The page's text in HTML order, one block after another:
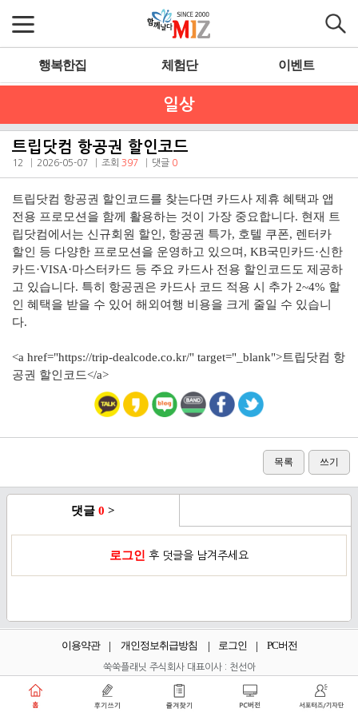
행복한집 체험단 이벤트
일상
트립닷컴 항공권 할인코드
12 2026-05-07 조회 397 댓글 0
트립닷컴 항공권 할인코드를 찾는다면 카드사 제휴 혜택과 앱
전용 프로모션을 함께 활용하는 것이 가장 중요합니다. 현재 트
립닷컴에서는 신규회원 할인, 항공권 특가, 호텔 쿠폰, 렌터카
할인 등 다양한 프로모션을 운영하고 있으며, KB국민카드·신한
카드·VISA·마스터카드 등 주요 카드사 전용 할인코드도 제공하
고 있습니다. 특히 항공권은 카드사 코드 적용 시 추가 2~4% 할
인 혜택을 받을 수 있어 해외여행 비용을 크게 줄일 수 있습니
다.
<a href="https://trip-dealcode.co.kr/" target="_blank">트립닷컴 항
공권 할인코드</a>
목록 쓰기
댓글 0 >
로그인 후 덧글을 남겨주세요
이용약관 개인정보취급방침 로그인 PC버전
쑥쑥플래닛 주식회사 대표이사 : 천선아
복합문화센터 206호 (상도동, 상도2차두산위브트레지움아파트)
angel8467@gmail.com